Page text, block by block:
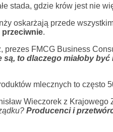
stada, gdzie krów jest nie
oskarżają przede
przeciwnie.
prezes FMCG Business
to dlaczego miałoby być
mlecznych to często
Wieczorek z Krajowego
Producenci i